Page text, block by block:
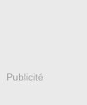
Publicité